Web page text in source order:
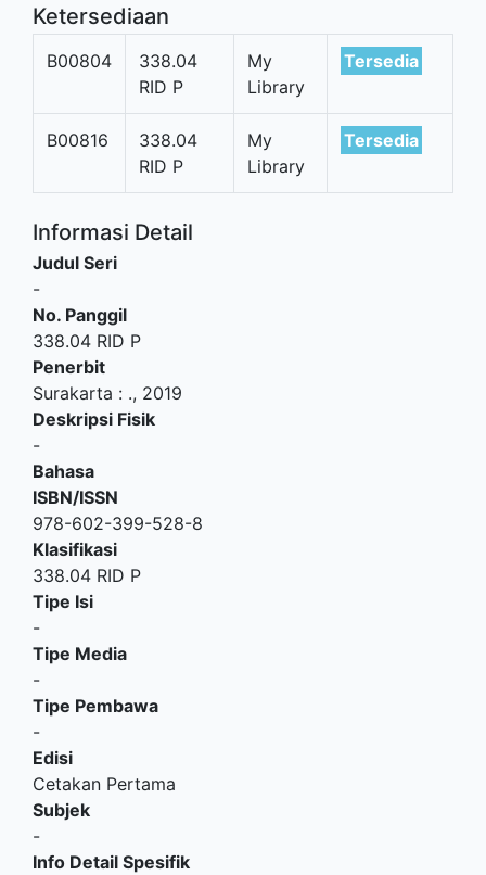
Ketersediaan
B00804
338.04
RID P
My
Library
Tersedia
B00816
338.04
RID P
My
Library
Tersedia
Informasi Detail
Judul Seri
-
No. Panggil
338.04 RID P
Penerbit
Surakarta : ., 2019
Deskripsi Fisik
-
Bahasa
ISBN/ISSN
978-602-399-528-8
Klasifikasi
338.04 RID P
Tipe Isi
-
Tipe Media
-
Tipe Pembawa
-
Edisi
Cetakan Pertama
Subjek
-
Info Detail Spesifik